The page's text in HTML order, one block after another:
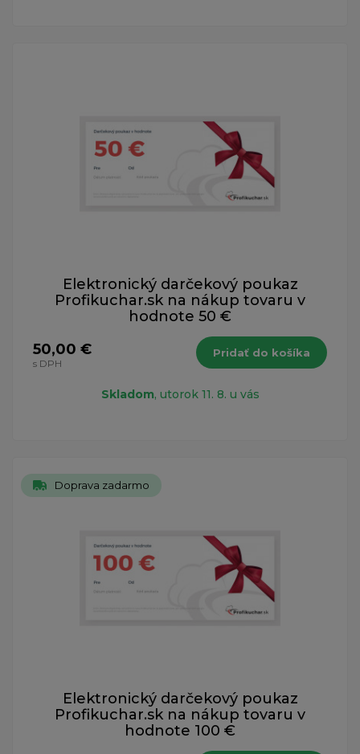
Elektronický darčekový poukaz
Profikuchar.sk na nákup tovaru v
hodnote 50 €
50,00 €
s DPH
Pridať do košíka
Skladom, utorok 11. 8. u vás
Doprava zadarmo
Elektronický darčekový poukaz
Profikuchar.sk na nákup tovaru v
hodnote 100 €